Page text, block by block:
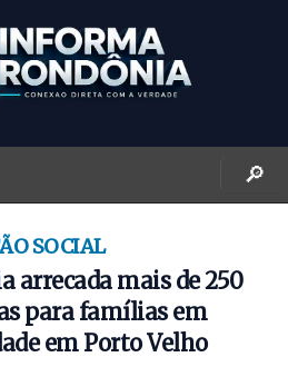
🔎
SOCIAL
arrecada mais de 250
para famílias em
em Porto Velho